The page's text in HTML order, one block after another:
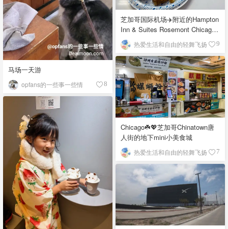
马场一天游
opfans的一些事一些情 8
芝加哥国际机场✈️附近的Hampton
Inn & Suites Rosemont Chicago
O'Hare自助早餐
热爱生活和自由的轻舞飞扬 9
Chicago☘️💖芝加哥Chinatown唐
人街的地下mini小美食城
热爱生活和自由的轻舞飞扬 7